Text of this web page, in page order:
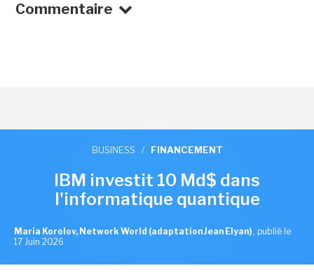
Commentaire
BUSINESS / FINANCEMENT
IBM investit 10 Md$ dans
l'informatique quantique
Maria Korolov, Network World (adaptation Jean Elyan) , publié le
17 Juin 2026